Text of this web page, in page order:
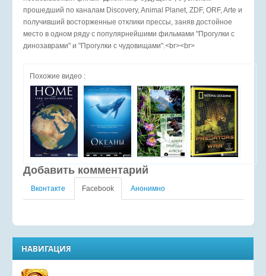
прошедший по каналам Discovery, Animal Planet, ZDF, ORF, Arte и
получивший восторженные отклики прессы, заняв достойное
место в одном ряду с популярнейшими фильмами "Прогулки с
динозаврами" и "Прогулки с чудовищами".<br><br>
Похожие видео :
Добавить комментарий
Вконтакте Facebook Анонимно
НАВИГАЦИЯ